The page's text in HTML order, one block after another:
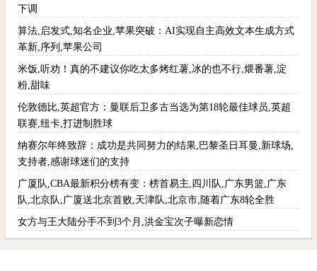
下调
算法,启发式,知名企业,苹果突破：AI实现自主高效文本生成方式
革新,序列,苹果公司
米饭,听劝！真的不建议你吃太多烤红薯,冰的也不行,煨番薯,淀
粉,甜味
伦敦德比,英超官方：曼联后卫多古当选为第18轮最佳球员,英超
联赛,纽卡,打进制胜球
纳赛尔年终致辞：成功是共同努力的结果,巴黎圣日耳曼,新球场,
支持者,感谢球迷们的支持
广厦队,CBA最新积分榜有变：榜首易主,四川队,广东男篮,广东
队,北京队,广厦送北京首败,天津队,北京市,随着广东8轮全胜
女方与王大陆分手不到3个月,洪金宝次子曝新恋情